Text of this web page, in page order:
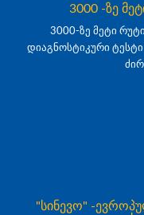
3000 -ზე
3000-ზე მეტი
დიაგნოსტიკური
"სინევო" -